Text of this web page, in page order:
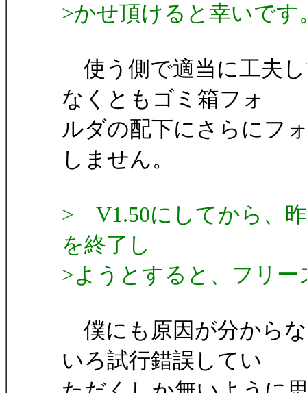
>かせ頂けると幸いです
使う側で適当に工夫
なくともゴミ箱フォ
ルダの配下にさらにフ
しません。
> V1.50にしてから、
を終了し
>ようとすると、フリー
僕にも原因が分から
いろ試行錯誤してい